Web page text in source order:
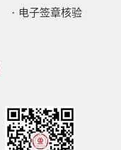
电子签章核验